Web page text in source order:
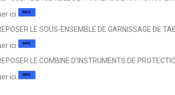
ici
LE SOUS-ENSEMBLE DE GARNISSAGE DE
ici
LE COMBINE D'INSTRUMENTS DE
ici